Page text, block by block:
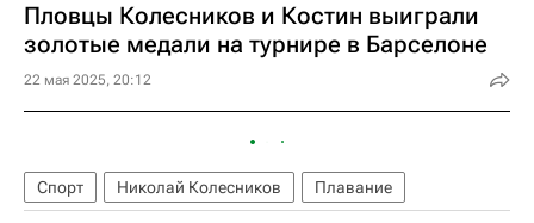
Пловцы Колесников и Костин выиграли
золотые медали на турнире в Барселоне
22 мая 2025, 20:12
Спорт Николай Колесников Плавание